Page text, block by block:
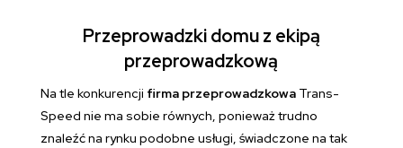
Przeprowadzki domu z ekipą
przeprowadzkową
Na tle konkurencji firma przeprowadzkowa Trans-
Speed nie ma sobie równych, ponieważ trudno
znaleźć na rynku podobne usługi, świadczone na tak